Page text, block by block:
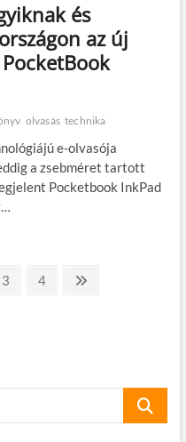
és
az új
olvasás technika
e-olvasója
a zsebméret tartott
Pocketbook InkPad
oldal
3 oldal
4
Következő
keresés